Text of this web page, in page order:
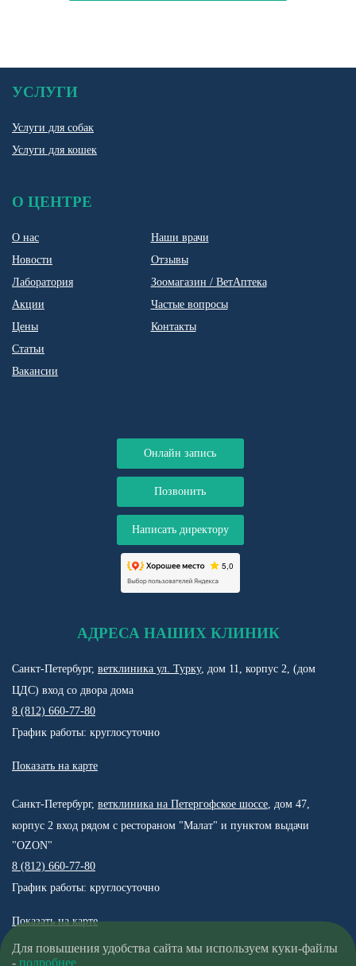
УСЛУГИ
Услуги для собак
Услуги для кошек
О ЦЕНТРЕ
О нас
Новости
Лаборатория
Акции
Цены
Статьи
Вакансии
Наши врачи
Отзывы
Зоомагазин / ВетАптека
Частые вопросы
Контакты
Онлайн запись
Позвонить
Написать директору
АДРЕСА НАШИХ КЛИНИК
Санкт-Петербург, ветклиника ул. Турку, дом 11, корпус 2, (дом
ЦДС) вход со двора дома
8 (812) 660-77-80
График работы: круглосуточно
Показать на карте
Санкт-Петербург, ветклиника на Петергофское шоссе, дом 47,
корпус 2 вход рядом с рестораном "Малат" и пунктом выдачи
"OZON"
8 (812) 660-77-80
График работы: круглосуточно
Показать на карте
Для повышения удобства сайта мы используем куки-файлы
- подробнее